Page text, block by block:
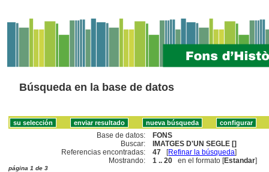
Búsqueda en la base de datos
Base de datos:
FONS
Buscar:
IMATGES D'UN SEGLE []
Referencias encontradas:
47 [Refinar la búsqueda]
Mostrando:
1 .. 20 en el formato [Estandar]
página 1 de 3